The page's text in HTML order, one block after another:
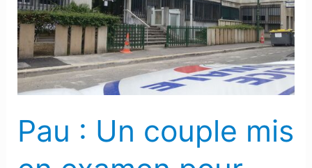
Pau : Un couple mis
couple
mis
en
examen
pour